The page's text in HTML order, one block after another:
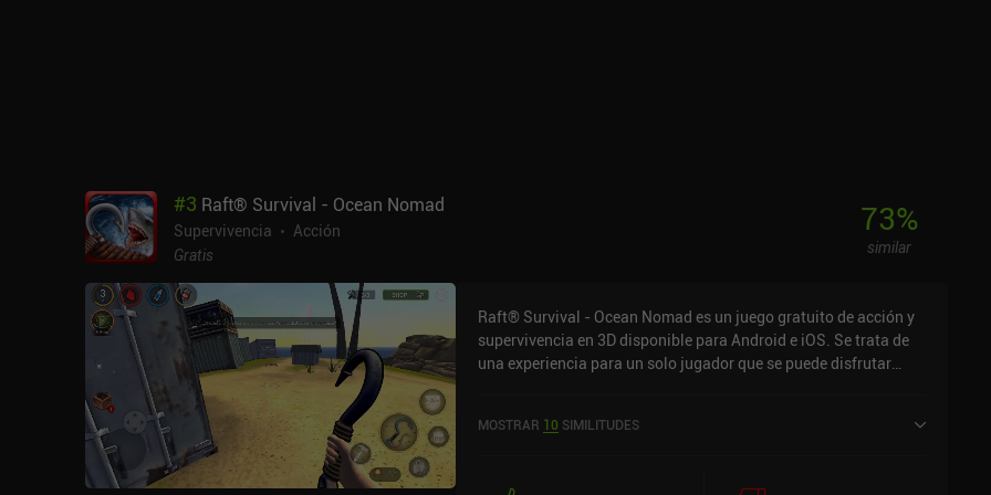
#3 Raft® Survival - Ocean Nomad
Supervivencia
Acción
Gratis
73%
similar
Raft® Survival - Ocean Nomad es un juego gratuito de acción y
supervivencia en 3D disponible para Android e iOS. Se trata de
una experiencia para un solo jugador que se puede disfrutar
MiniReview. Raft® Survival - Ocean Nomad se lanzó en julio de
MOSTRAR 10 SIMILITUDES